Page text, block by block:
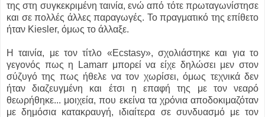
της στη συγκεκριμένη ταινία, ενώ από τότε πρωταγωνίστησε
και σε πολλές άλλες παραγωγές. Το πραγματικό της επίθετο
ήταν Kiesler, όμως το άλλαξε.
Η ταινία, με τον τίτλο «Ecstasy», σχολιάστηκε και για το
γεγονός πως η Lamarr μπορεί να είχε δηλώσει μεν στον
σύζυγό της πως ήθελε να τον χωρίσει, όμως τεχνικά δεν
ήταν διαζευγμένη και έτσι η επαφή της με τον νεαρό
θεωρήθηκε... μοιχεία, που εκείνα τα χρόνια αποδοκιμαζόταν
με δημόσια κατακραυγή, ιδιαίτερα σε συνδυασμό με τον